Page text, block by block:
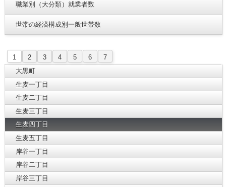
職業別（大分類）就業者数
世帯の経済構成別一般世帯数
1 2 3 4 5 6
7
大黒町
生麦一丁目
生麦二丁目
生麦三丁目
生麦四丁目
生麦五丁目
岸谷一丁目
岸谷二丁目
岸谷三丁目